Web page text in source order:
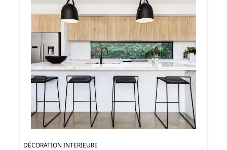
DÉCORATION INTERIEURE